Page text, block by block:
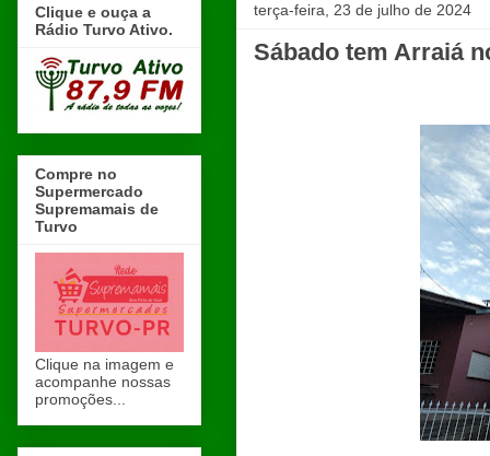
terça-feira, 23 de julho de 2024
Sábado tem Arraiá
Clique e ouça a
Rádio Turvo Ativo.
Compre no
Supermercado
Supremamais de
Turvo
Clique na imagem e
acompanhe nossas
promoções...